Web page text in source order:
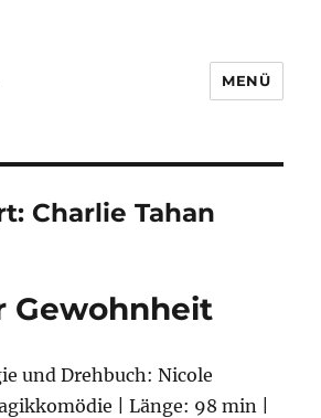
MENÜ
Charlie Tahan
Gewohnheit
und Drehbuch: Nicole
| Länge: 98 min |